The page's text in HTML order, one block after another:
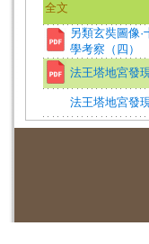
全文
另類玄奘圖像
學考察（四）
法王塔地宮發
法王塔地宮發